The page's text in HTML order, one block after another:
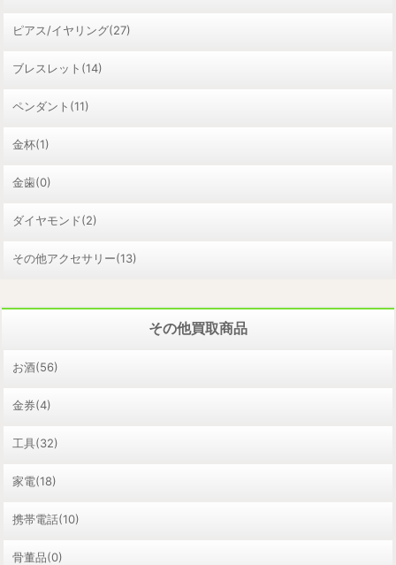
ピアス/イヤリング(27)
ブレスレット(14)
ペンダント(11)
金杯(1)
金歯(0)
ダイヤモンド(2)
その他アクセサリー(13)
その他買取商品
お酒(56)
金券(4)
工具(32)
家電(18)
携帯電話(10)
骨董品(0)